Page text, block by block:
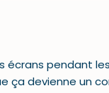
écrans pendant
ça devienne un